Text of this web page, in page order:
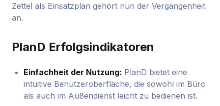
Zettel als Einsatzplan gehört nun der Vergangenheit
an.
PlanD Erfolgsindikatoren
Einfachheit der Nutzung: PlanD bietet eine
intuitive Benutzeroberfläche, die sowohl im Büro
als auch im Außendienst leicht zu bedienen ist.